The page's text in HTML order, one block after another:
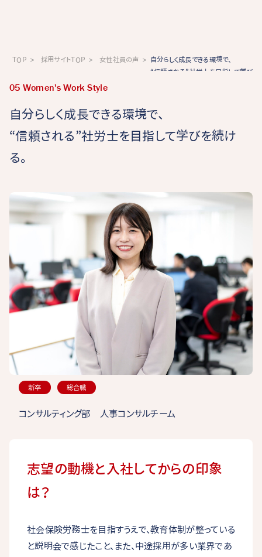
TOP 採用サイトTOP 女性社員の声
自分らしく成長できる環境で、
“信頼される”社労士を目指して学びを
05 Women's Work Style
自分らしく成長できる環境で、
“信頼される”社労士を目指して学びを続け
る。
新卒 総合職
コンサルティング部 人事コンサルチーム
志望の動機と入社してからの印象
は？
社会保険労務士を目指すうえで、教育体制が整っている
と説明会で感じたこと、また、中途採用が多い業界であ